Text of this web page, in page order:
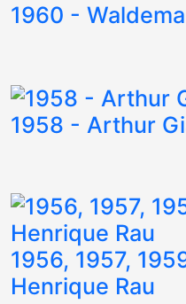
1960 -
1958 - Arthur
1956, 1957,
Henrique Rau